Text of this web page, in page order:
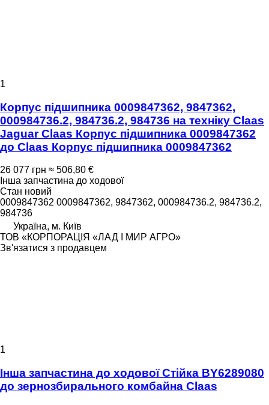
1
Корпус підшипника 0009847362, 9847362,
000984736.2, 984736.2, 984736 на техніку Claas
Jaguar Claas Корпус підшипника 0009847362
до Claas Корпус підшипника 0009847362
26 077 грн ≈ 506,80 €
Інша запчастина до ходової
Стан новий
0009847362 0009847362, 9847362, 000984736.2, 984736.2,
984736
Україна, м. Київ
ТОВ «КОРПОРАЦІЯ «ЛАД І МИР АГРО»
Зв'язатися з продавцем
1
Інша запчастина до ходової Стійка BY6289080
до зернозбирального комбайна Claas